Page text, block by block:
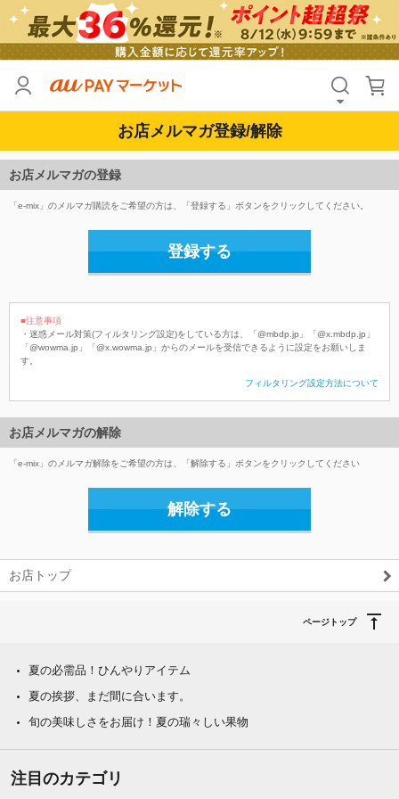
お店メルマガ登録/解除
お店メルマガの登録
「e-mix」のメルマガ購読をご希望の方は、「登録する」ボタンをクリックしてください。
登録する
■注意事項
・迷惑メール対策(フィルタリング設定)をしている方は、「@mbdp.jp」「@x.mbdp.jp」
「@wowma.jp」「@x.wowma.jp」からのメールを受信できるように設定をお願いしま
す。
フィルタリング設定方法について
お店メルマガの解除
「e-mix」のメルマガ解除をご希望の方は、「解除する」ボタンをクリックしてください
解除する
お店トップ
ページトップ
夏の必需品！ひんやりアイテム
夏の挨拶、まだ間に合います。
旬の美味しさをお届け！夏の瑞々しい果物
注目のカテゴリ